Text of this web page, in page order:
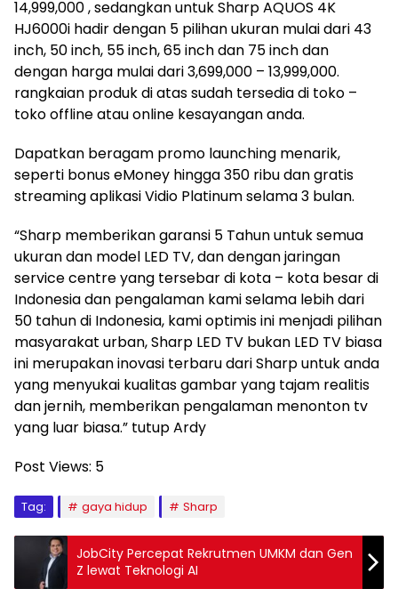
14,999,000 , sedangkan untuk Sharp AQUOS 4K
HJ6000i hadir dengan 5 pilihan ukuran mulai dari 43
inch, 50 inch, 55 inch, 65 inch dan 75 inch dan
dengan harga mulai dari 3,699,000 – 13,999,000.
rangkaian produk di atas sudah tersedia di toko –
toko offline atau online kesayangan anda.
Dapatkan beragam promo launching menarik,
seperti bonus eMoney hingga 350 ribu dan gratis
streaming aplikasi Vidio Platinum selama 3 bulan.
“Sharp memberikan garansi 5 Tahun untuk semua
ukuran dan model LED TV, dan dengan jaringan
service centre yang tersebar di kota – kota besar di
Indonesia dan pengalaman kami selama lebih dari
50 tahun di Indonesia, kami optimis ini menjadi pilihan
masyarakat urban, Sharp LED TV bukan LED TV biasa
ini merupakan inovasi terbaru dari Sharp untuk anda
yang menyukai kualitas gambar yang tajam realitis
dan jernih, memberikan pengalaman menonton tv
yang luar biasa.” tutup Ardy
Post Views: 5
Tag: gaya hidup Sharp
JobCity Percepat Rekrutmen UMKM dan Gen
Z lewat Teknologi AI